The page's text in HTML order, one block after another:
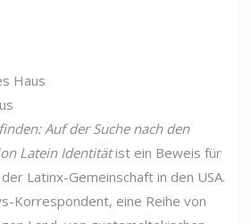
Auf der Suche nach den
LateinIdentitätist ein Beweis für
Latinx-Gemeinschaft in den USA.
Korrespondent, eine Reihe von